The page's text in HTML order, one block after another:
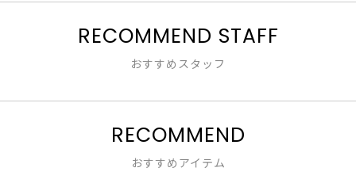
RECOMMEND STAFF
おすすめスタッフ
RECOMMEND
おすすめアイテム